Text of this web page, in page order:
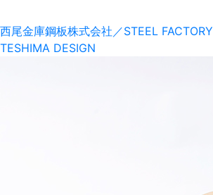
西尾金庫鋼板株式会社／STEEL FACTORY
TESHIMA DESIGN